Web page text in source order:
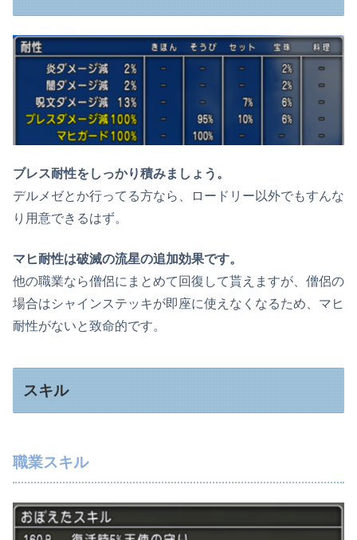
ブレス耐性をしっかり積みましょう。
デルメゼとか行ってる方なら、ロードリー以外でもすんな
り用意できるはず。
マヒ耐性は破滅の流星の追加効果です。
他の職業なら僧侶にまとめて回復して貰えますが、僧侶の
場合はシャインステッキが即座に使えなくなるため、マヒ
耐性がないと致命的です。
スキル
職業スキル